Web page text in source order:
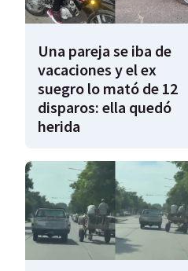
Una pareja se iba de
vacaciones y el ex
suegro lo mató de 12
disparos: ella quedó
herida